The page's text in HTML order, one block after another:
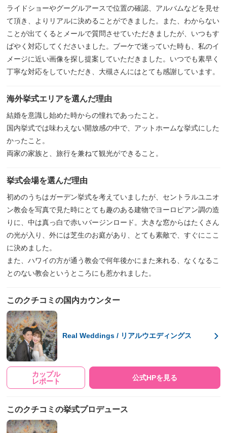
ライドショーやグーグルアースで位置の確認、アルバムなどを見せ
て頂き、よりリアルに決めることができました。また、わからない
ことが出てくるとメールで質問させていただきましたが、いつもす
ばやく対応してくださいました。ブーケで迷っていた時も、私のイ
メージに近い画像を探し提案していただきました。いつでも素早く
丁寧な対応をしていただき、大槻さんにはとても感謝しています。
海外挙式エリアを選んだ理由
結婚を意識し始めた時からの憧れであったこと。
国内挙式では味わえない開放感の中で、アットホームな挙式にした
かったこと。
両家の家族と、旅行を兼ねて観光ができること。
挙式会場を選んだ理由
初めのうちはガーデン挙式を考えていましたが、セントラルユニオ
ン教会を写真で見た時にとても趣のある建物でヨーロピアン調の造
りに、中は真っ白で赤いバージンロード。大きな窓からはたくさん
の光が入り、外には芝生のお庭があり、とても素敵で、すぐにここ
に決めました。
また、ハワイの方が通う教会で何年後かにまた来れる、なくなるこ
とのない教会というところにも惹かれました。
このクチコミの国内カウンター
Real Weddings / リアルウエディングス
カップル
レポート
公式HPを見る
このクチコミの挙式プロデュース